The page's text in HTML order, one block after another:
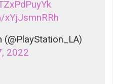
xYjJsmnRRh
2022